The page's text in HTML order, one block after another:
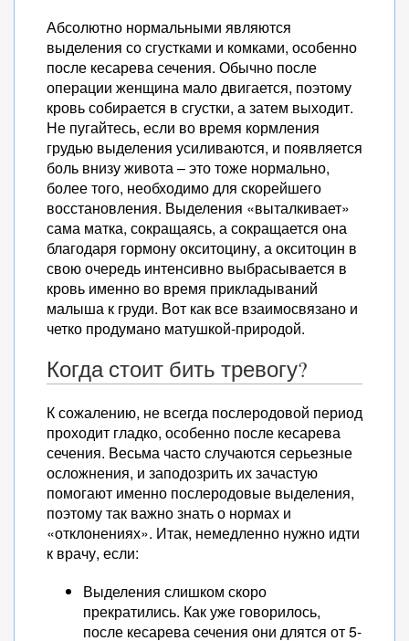
Абсолютно нормальными являются
выделения со сгустками и комками, особенно
после кесарева сечения. Обычно после
операции женщина мало двигается, поэтому
кровь собирается в сгустки, а затем выходит.
Не пугайтесь, если во время кормления
грудью выделения усиливаются, и появляется
боль внизу живота – это тоже нормально,
более того, необходимо для скорейшего
восстановления. Выделения «выталкивает»
сама матка, сокращаясь, а сокращается она
благодаря гормону окситоцину, а окситоцин в
свою очередь интенсивно выбрасывается в
кровь именно во время прикладываний
малыша к груди. Вот как все взаимосвязано и
четко продумано матушкой-природой.
Когда стоит бить тревогу?
К сожалению, не всегда послеродовой период
проходит гладко, особенно после кесарева
сечения. Весьма часто случаются серьезные
осложнения, и заподозрить их зачастую
помогают именно послеродовые выделения,
поэтому так важно знать о нормах и
«отклонениях». Итак, немедленно нужно идти
к врачу, если:
Выделения слишком скоро
прекратились. Как уже говорилось,
после кесарева сечения они длятся от 5-